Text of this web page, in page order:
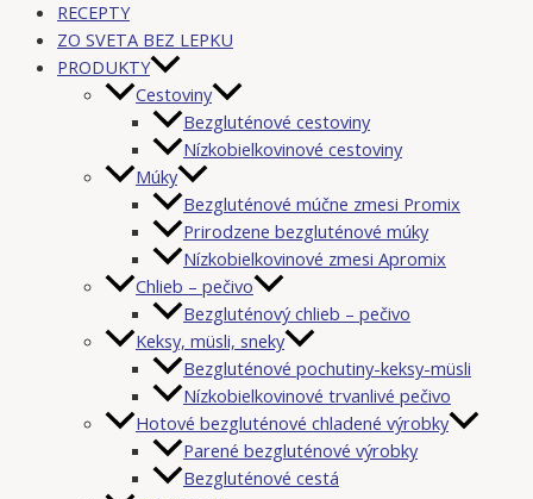
RECEPTY
ZO SVETA BEZ LEPKU
PRODUKTY
Cestoviny
Bezgluténové cestoviny
Nízkobielkovinové cestoviny
Múky
Bezgluténové múčne zmesi Promix
Prirodzene bezgluténové múky
Nízkobielkovinové zmesi Apromix
Chlieb – pečivo
Bezgluténový chlieb – pečivo
Keksy, müsli, sneky
Bezgluténové pochutiny-keksy-müsli
Nízkobielkovinové trvanlivé pečivo
Hotové bezgluténové chladené výrobky
Parené bezgluténové výrobky
Bezgluténové cestá